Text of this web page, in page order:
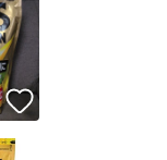
いいね！